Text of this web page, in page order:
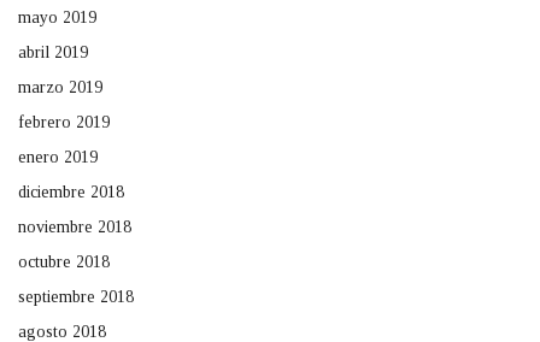
mayo 2019
abril 2019
marzo 2019
febrero 2019
enero 2019
diciembre 2018
noviembre 2018
octubre 2018
septiembre 2018
agosto 2018